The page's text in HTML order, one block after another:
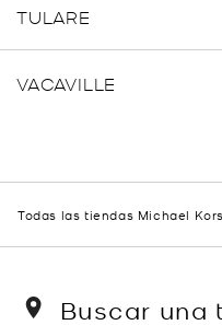
TULARE
VACAVILLE
Todas las tiendas Michael Kors
Buscar una